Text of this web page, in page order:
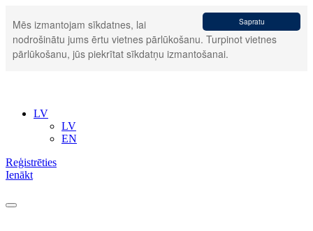
Sapratu
Mēs izmantojam sīkdatnes, lai
nodrošinātu jums ērtu vietnes pārlūkošanu. Turpinot vietnes
pārlūkošanu, jūs piekrītat sīkdatņu izmantošanai.
LV
LV
EN
Reģistrēties
Ienākt